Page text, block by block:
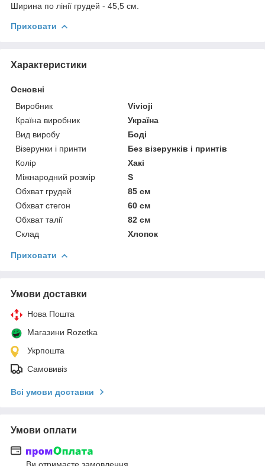
Ширина по лінії грудей - 45,5 см.
Приховати
Характеристики
Основні
Виробник
Vivioji
Країна виробник
Україна
Вид виробу
Боді
Візерунки і принти
Без візерунків і принтів
Колір
Хакі
Міжнародний розмір
S
Обхват грудей
85 см
Обхват стегон
60 см
Обхват талії
82 см
Склад
Хлопок
Приховати
Умови доставки
Нова Пошта
Магазини Rozetka
Укрпошта
Самовивіз
Всі умови доставки
Умови оплати